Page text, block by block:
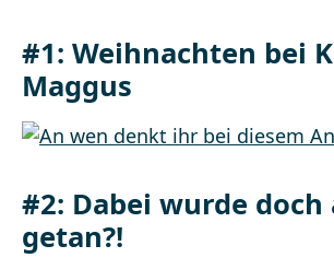
#1: Weihnachten bei
Maggus
#2: Dabei wurde doch
getan?!